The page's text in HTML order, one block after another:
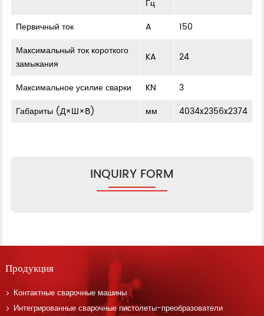
Гц
Первичный ток A
150
Максимальный ток короткого
замыкания
KA 24
Максимальное усилие сварки KN
3
Габариты (Д×Ш×В)
мм 4034x2356x2374
INQUIRY FORM
Продукция
Контактные сварочные машины
Интегрированные сварочные пистолеты-преобразователи